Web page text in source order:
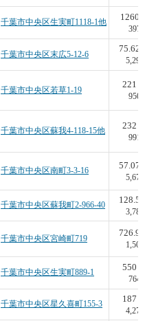
千葉市中央区生実町1118-1他
1260
397
千葉市中央区末広5-12-6
75.62
5,290
千葉市中央区若草1-19
221
950
千葉市中央区蘇我4-118-15他
232
991
千葉市中央区南町3-3-16
57.07
5,677
千葉市中央区蘇我町2-966-40
128.5
3,782
千葉市中央区宮崎町719
726.9
1,500
千葉市中央区生実町889-1
550
764
千葉市中央区星久喜町155-3
187
4,278